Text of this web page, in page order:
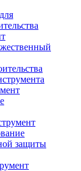
защиты